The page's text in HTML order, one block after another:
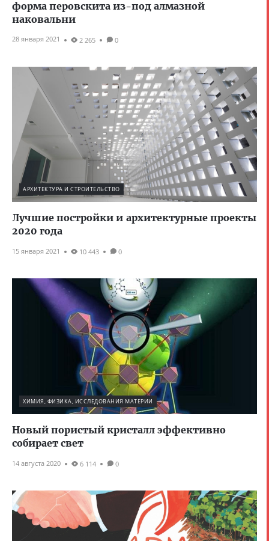
форма перовскита из-под алмазной
наковальни
28 января 2021 2 265 0
АРХИТЕКТУРА И СТРОИТЕЛЬСТВО
Лучшие постройки и архитектурные проекты
2020 года
15 января 2021 10 443 0
ХИМИЯ, ФИЗИКА, ИССЛЕДОВАНИЯ МАТЕРИИ
Новый пористый кристалл эффективно
собирает свет
14 августа 2020 6 114 0